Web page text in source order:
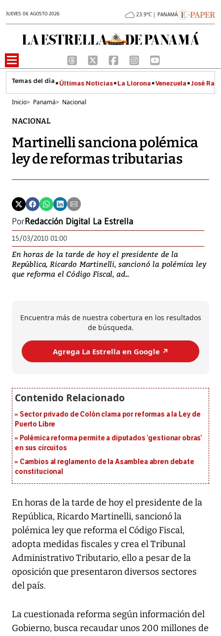
JUEVES 06 AGOSTO 2026 23.9°C | PANAMÁ
Últimas Noticias La Llorona Venezuela José
Inicio> Panamá> Nacional
NACIONAL
Martinelli sanciona polémica
ley de reformas tributarias
PorRedacción Digital La Estrella
15/03/2010 01:00
En horas de la tarde de hoy el presidente de la
República, Ricardo Martinelli, sancionó la polémica ley
que reforma el Código Fiscal, ad...
Encuentra más de nuestra cobertura en los resultados
de búsqueda.
Agrega La Estrella en Google ↗️
Sector privado de Colón clama por reformas a la Ley de
Puerto Libre
Polémica reforma permite a diputados ‘gestionar obras’
en sus circuitos
Cambios al reglamento de la Asamblea abren debate
constitucional
En horas de la tarde de hoy el presidente de la
República, Ricardo Martinelli, sancionó la
polémica ley que reforma el Código Fiscal,
adopta medidas fiscales y crea el Tribunal
Administrativo Tributario, ello a pesar de la
oposición que presentaron diversos sectores
del país.
La cuestionada reforma según información del
Gobierno, busca recaudar unos 200 millones de